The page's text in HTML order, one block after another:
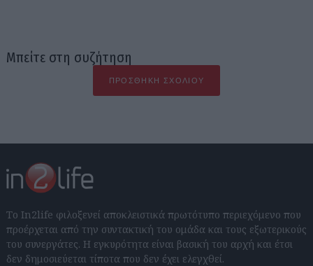
Μπείτε στη συζήτηση
ΠΡΟΣΘΉΚΗ ΣΧΟΛΊΟΥ
Το In2life φιλοξενεί αποκλειστικά πρωτότυπο περιεχόμενο που
προέρχεται από την συντακτική του ομάδα και τους εξωτερικούς
του συνεργάτες. Η εγκυρότητα είναι βασική του αρχή και έτσι
δεν δημοσιεύεται τίποτα που δεν έχει ελεγχθεί.